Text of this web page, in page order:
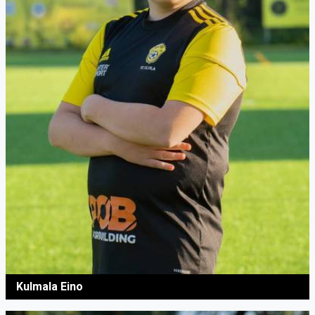
Kulmala Eino